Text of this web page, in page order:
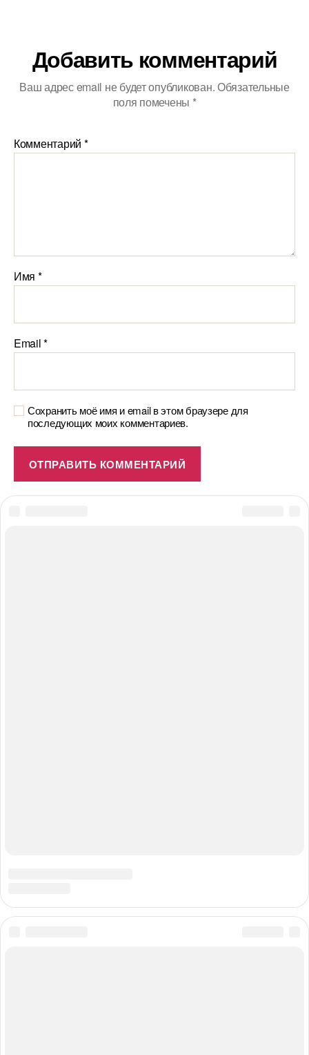
Добавить комментарий
Ваш адрес email не будет опубликован.Обязательные
поля помечены *
Комментарий *
Имя *
Email*
Сохранить моё имя и email в этом браузере для
последующих моих комментариев.